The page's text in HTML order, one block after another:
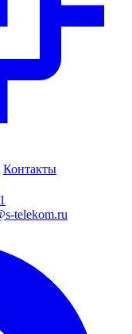
Контакты
telekom.ru